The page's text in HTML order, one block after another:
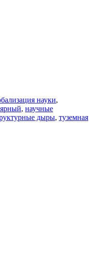
науки,
, научные
дыры, туземная